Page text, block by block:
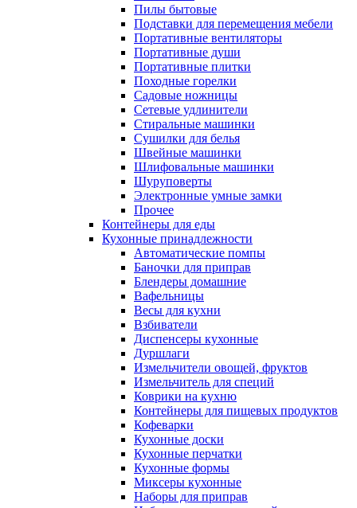
Пилы бытовые
Подставки для перемещения мебели
Портативные вентиляторы
Портативные души
Портативные плитки
Походные горелки
Садовые ножницы
Сетевые удлинители
Стиральные машинки
Сушилки для белья
Швейные машинки
Шлифовальные машинки
Шуруповерты
Электронные умные замки
Прочее
Контейнеры для еды
Кухонные принадлежности
Автоматические помпы
Баночки для приправ
Блендеры домашние
Вафельницы
Весы для кухни
Взбиватели
Диспенсеры кухонные
Дуршлаги
Измельчители овощей, фруктов
Измельчитель для специй
Коврики на кухню
Контейнеры для пищевых продуктов
Кофеварки
Кухонные доски
Кухонные перчатки
Кухонные формы
Миксеры кухонные
Наборы для приправ